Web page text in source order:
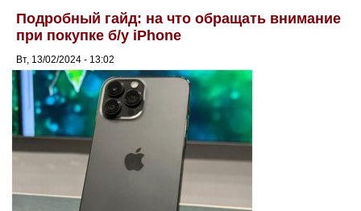
Подробный гайд: на что обращать внимание
при покупке б/у iPhone
Вт, 13/02/2024 - 13:02